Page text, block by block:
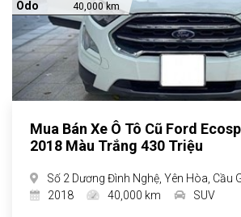
Odo 40,000 km
Mua Bán Xe Ô Tô Cũ Ford
2018 Màu Trắng 430 Triệu
Số 2 Dương Đình Nghệ, Yên Hòa, Cầu
2018
40,000 km SUV